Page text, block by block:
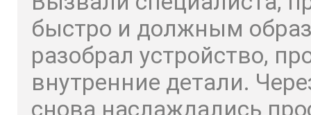
быстро и должным
разобрал устройство,
внутренние детали.
снова наслаждались